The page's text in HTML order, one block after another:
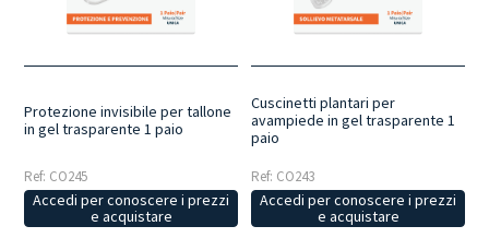
Protezione invisibile per tallone
in gel trasparente 1 paio
Ref: CO245
Accedi per conoscere i prezzi
e acquistare
Cuscinetti plantari per
avampiede in gel trasparente 1
paio
Ref: CO243
Accedi per conoscere i prezzi
e acquistare